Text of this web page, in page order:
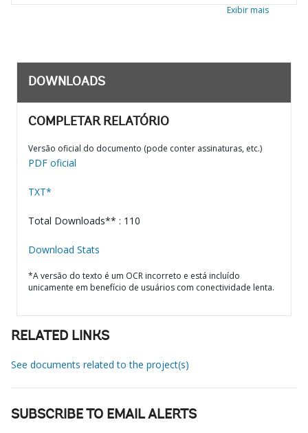
Exibir mais
DOWNLOADS
COMPLETAR RELATÓRIO
Versão oficial do documento (pode conter assinaturas, etc.)
PDF oficial
TXT*
Total Downloads** : 110
Download Stats
*A versão do texto é um OCR incorreto e está incluído
unicamente em benefício de usuários com conectividade lenta.
RELATED LINKS
See documents related to the project(s)
SUBSCRIBE TO EMAIL ALERTS